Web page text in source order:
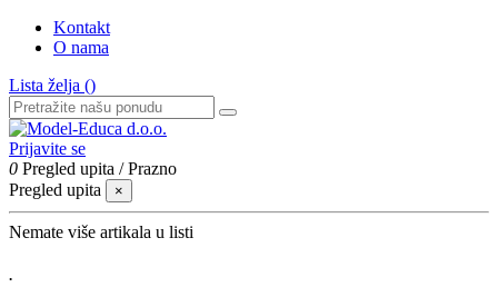
Kontakt
O nama
Lista želja ()
Prijavite se
0 Pregled upita /Prazno
Pregled upita
×
Nemate više artikala u listi
.